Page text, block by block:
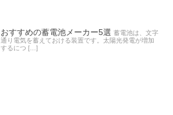
おすすめの蓄電池メーカー5選 蓄電池は、文字
通り電気を蓄えておける装置です。太陽光発電が増加
するにつ […]